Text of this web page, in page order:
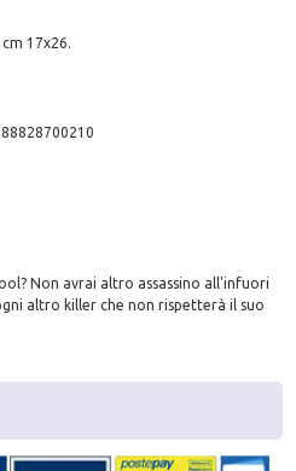
17x26.
Non avrai altro assassino all'infuori
altro killer che non rispetterà il suo